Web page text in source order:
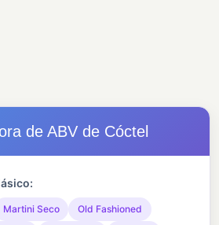
de ABV de Cóctel
Martini Seco
Old Fashioned